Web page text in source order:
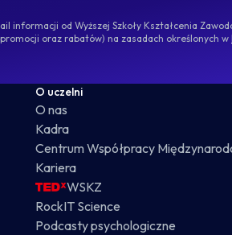
od Wyższej Szkoły Kształcenia
oraz rabatów) na zasadach określonych w
O uczelni
O nas
Kadra
Centrum Współpracy
Kariera
WSKZ
RockIT Science
Podcasty psychologiczne